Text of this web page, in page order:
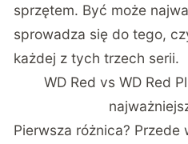
sprzętem. Być może
sprowadza się do tego,
każdej z tych trzech serii.
WD Red vs WD Red
Pierwsza różnica?